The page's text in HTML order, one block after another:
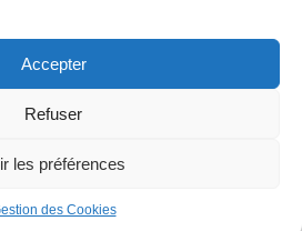
Accepter
Refuser
les préférences
des Cookies
Bridger Consulting 2025